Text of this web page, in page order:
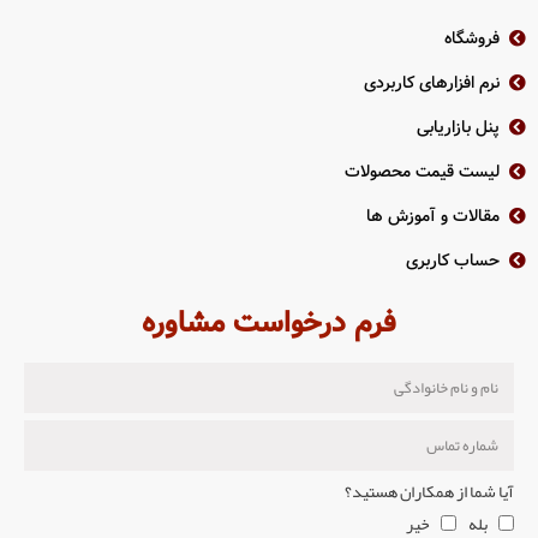
فروشگاه
نرم افزارهای کاربردی
پنل بازاریابی
لیست قیمت محصولات
مقالات و آموزش ها
حساب کاربری
فرم درخواست مشاوره
آیا شما از همکاران هستید؟
بله
خیر